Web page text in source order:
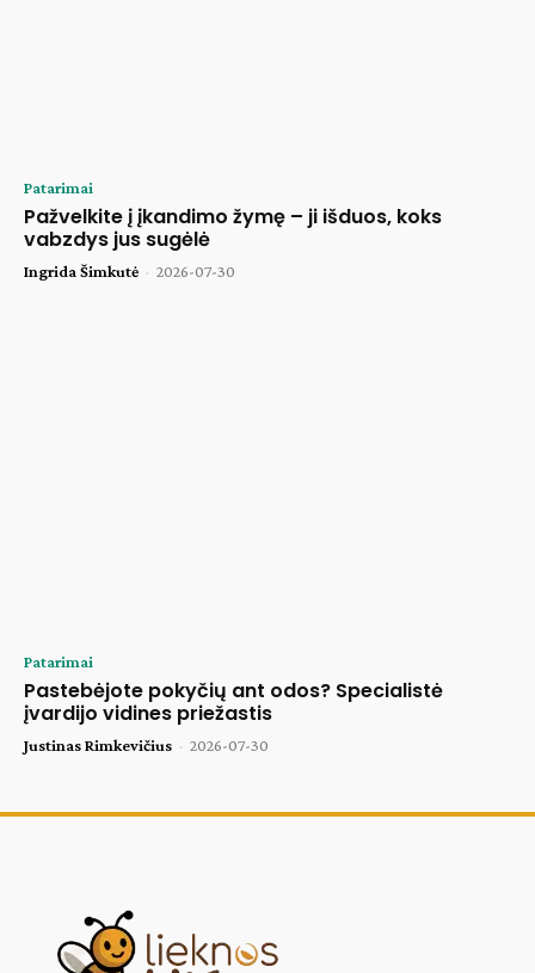
Patarimai
Pažvelkite į įkandimo žymę – ji išduos, koks
vabzdys jus sugėlė
Ingrida Šimkutė - 2026-07-30
Patarimai
Pastebėjote pokyčių ant odos? Specialistė
įvardijo vidines priežastis
Justinas Rimkevičius - 2026-07-30